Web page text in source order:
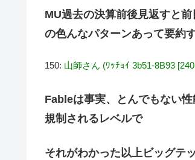
MU過去の決算前後見返すと
の色んなパターンあって要約
150: 山師さん (ﾜｯﾁｮｲ 3b51-8B93
Fableは事実、とんでもない
規制されるレベルで
それがわかった以上ビッグテ